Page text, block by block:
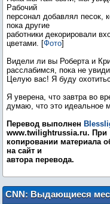
Рабочий
персонал добавлял песок,
пока другие
работники декорировали
цветами. [Фото]
Видели ли вы Роберта и
расслабимся, пока не
Целую вас! Я буду
Я уверена, что завтра во
думаю, что это идеальное
Перевод выполнен
www.twilightrussia.ru. При
копировании материала
на сайт и
автора перевода.
CNN: Выдающиеся